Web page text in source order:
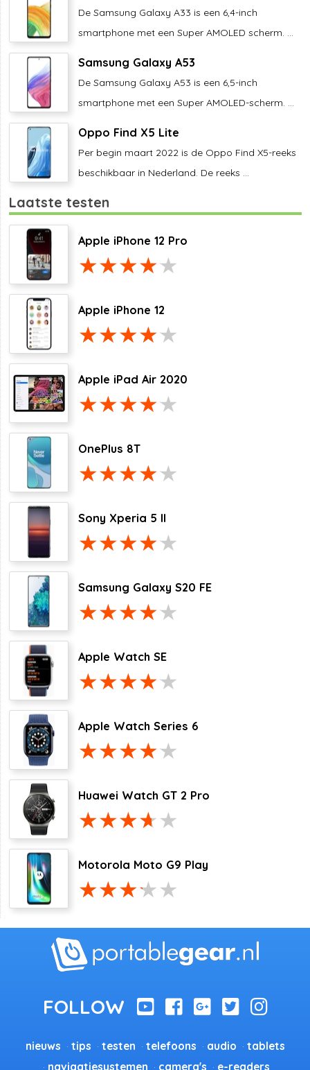
De Samsung Galaxy A33 is een 6,4-inch
smartphone met een Super AMOLED scherm. ...
Samsung Galaxy A53
De Samsung Galaxy A53 is een 6,5-inch
smartphone met een Super AMOLED-scherm. ...
Oppo Find X5 Lite
Per begin maart 2022 is de Oppo Find X5-reeks
beschikbaar in Nederland. De reeks ...
Laatste testen
Apple iPhone 12 Pro
Apple iPhone 12
Apple iPad Air 2020
OnePlus 8T
Sony Xperia 5 II
Samsung Galaxy S20 FE
Apple Watch SE
Apple Watch Series 6
Huawei Watch GT 2 Pro
Motorola Moto G9 Play
nieuws tips testen telefoons audio
tablets
navigatiesystemen
camera's e-readers